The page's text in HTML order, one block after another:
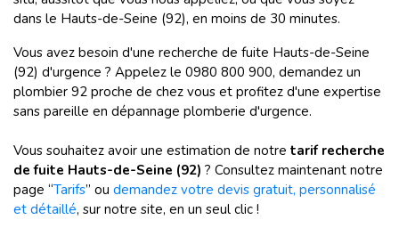
dans le Hauts-de-Seine (92), en moins de 30 minutes.
Vous avez besoin d'une recherche de fuite Hauts-de-Seine
(92) d'urgence ? Appelez le 0980 800 900, demandez un
plombier 92 proche de chez vous et profitez d'une expertise
sans pareille en dépannage plomberie d'urgence.
Vous souhaitez avoir une estimation de notre tarif recherche
de fuite Hauts-de-Seine (92) ? Consultez maintenant notre
page “Tarifs” ou demandez votre devis gratuit, personnalisé
et détaillé, sur notre site, en un seul clic !